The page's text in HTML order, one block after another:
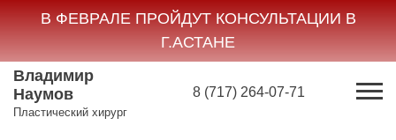
В ФЕВРАЛЕ ПРОЙДУТ КОНСУЛЬТАЦИИ В
Г.АСТАНЕ
Владимир
Наумов
Пластический хирург
8 (717) 264-07-71